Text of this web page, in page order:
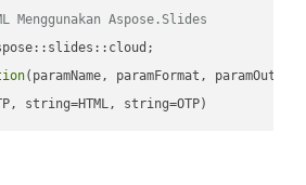
Menggunakan Aspose.Slides
(paramName, paramFormat,
string=HTML, string=OTP)